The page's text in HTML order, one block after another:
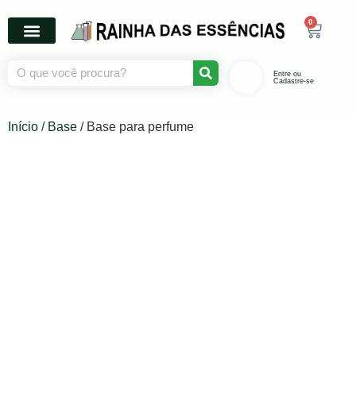
0
Entre ou
Cadastre-se
Início / Base / Base para perfume